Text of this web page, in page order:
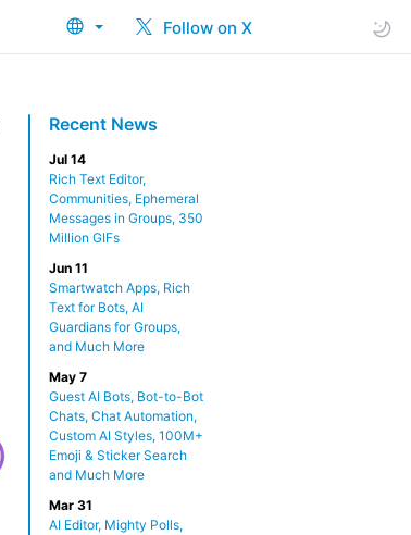
Follow on X
Recent News
Jul 14
Rich Text Editor,
Communities, Ephemeral
Messages in Groups, 350
Million GIFs
Jun 11
Smartwatch Apps, Rich
Text for Bots, AI
Guardians for Groups,
and Much More
May 7
Guest AI Bots, Bot-to-Bot
Chats, Chat Automation,
Custom AI Styles, 100M+
Emoji & Sticker Search
and Much More
Mar 31
AI Editor, Mighty Polls,